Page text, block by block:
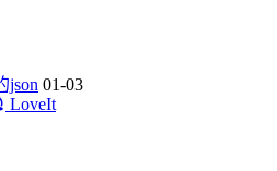
json 01-03
LoveIt